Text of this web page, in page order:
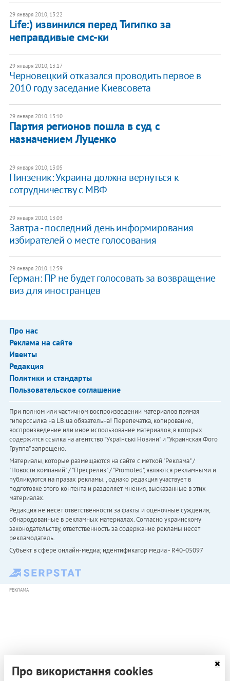
29 января 2010, 13:22
Life:) извинился перед Тигипко за
неправдивые смс-ки
29 января 2010, 13:17
Черновецкий отказался проводить первое в
2010 году заседание Киевсовета
29 января 2010, 13:10
Партия регионов пошла в суд с
назначением Луценко
29 января 2010, 13:05
Пинзеник: Украина должна вернуться к
сотрудничеству с МВФ
29 января 2010, 13:03
Завтра - последний день информирования
избирателей о месте голосования
29 января 2010, 12:59
Герман: ПР не будет голосовать за возвращение
виз для иностранцев
Про нас
Реклама на сайте
Ивенты
Редакция
Политики и стандарты
Пользовательское соглашение
При полном или частичном воспроизведении материалов прямая
гиперссылка на LB.ua обязательна! Перепечатка, копирование,
воспроизведение или иное использование материалов, в которых
содержится ссылка на агентство "Українськi Новини" и "Украинская Фото
Группа" запрещено.
Материалы, которые размещаются на сайте с меткой "Реклама" /
"Новости компаний" / "Пресрелиз" / "Promoted", являются рекламными и
публикуются на правах рекламы. , однако редакция участвует в
подготовке этого контента и разделяет мнения, высказанные в этих
материалах.
Редакция не несет ответственности за факты и оценочные суждения,
обнародованные в рекламных материалах. Согласно украинскому
законодательству, ответственность за содержание рекламы несет
рекламодатель.
Субъект в сфере онлайн-медиа; идентификатор медиа - R40-05097
РЕКЛАМА
Про використання cookies